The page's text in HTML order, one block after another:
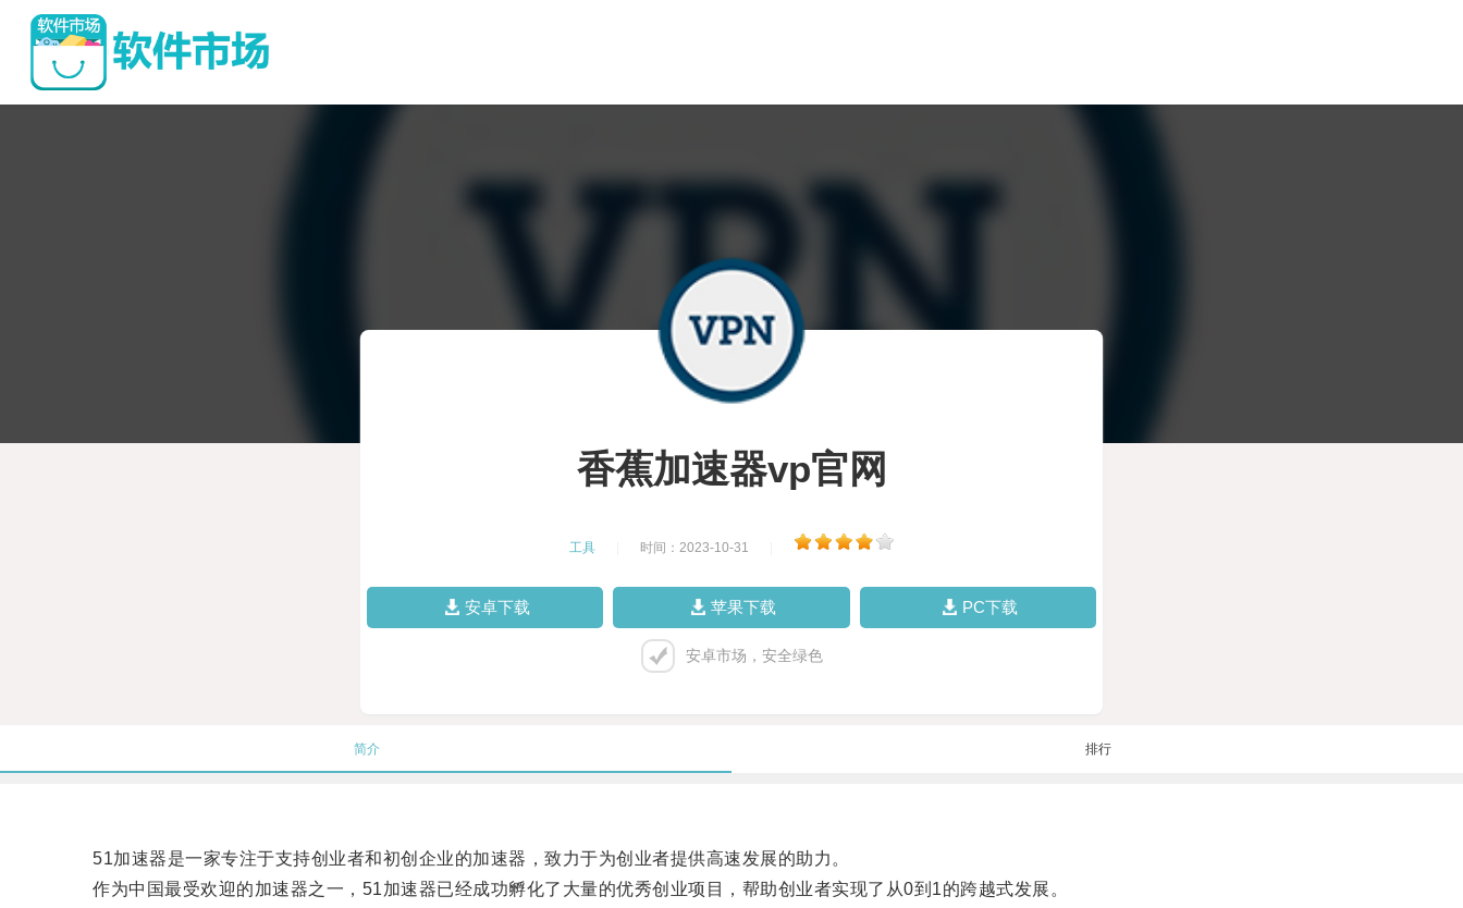
香蕉加速器vp官网
工具 时间：2023-10-31
安卓下载 苹果下载 PC下载
安卓市场，安全绿色
简介 排行
51加速器是一家专注于支持创业者和初创企业的加速器，致力于为创业者提供高速发展的助力。
作为中国最受欢迎的加速器之一，51加速器已经成功孵化了大量的优秀创业项目，帮助创业者实现了从0到1的跨越式发展。